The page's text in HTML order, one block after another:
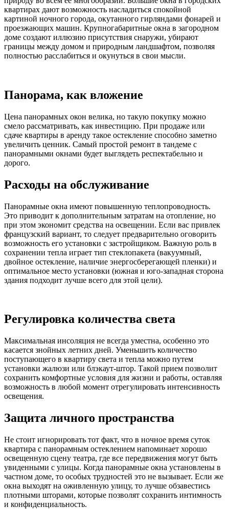
квартирах дают возможность насладиться спокойной
картиной ночного города, окутанного гирляндами фонарей и
проезжающих машин. Крупногабаритные окна в загородном
доме создают иллюзию присутствия снаружи, убирают
границы между домом и природным ландшафтом, позволяя
полностью расслабиться и окунуться в свои мысли.
Панорама, как вложение
Цена панорамных окон велика, но такую покупку можно
смело рассматривать, как инвестицию. При продаже или
сдаче квартиры в аренду такое остекление способно заметно
увеличить ценник. Самый простой ремонт в тандеме с
панорамными окнами будет выглядеть респектабельно и
дорого.
Расходы на обслуживание
Панорамные окна имеют повышенную теплопроводность.
Это приводит к дополнительным затратам на отопление, но
при этом экономит средства на освещении. Если вас привлек
французский вариант, то следует предварительно оговорить
возможность его установки с застройщиком. Важную роль в
сохранении тепла играет тип стеклопакета (вакуумный,
двойное остекление, наличие энергосберегающей пленки) и
оптимальное место установки (южная и юго-западная сторона
здания подходит лучше всего для этой цели).
Регулировка количества света
Максимальная инсоляция не всегда уместна, особенно это
касается знойных летних дней. Уменьшить количество
поступающего в квартиру света и тепла можно путем
установки жалюзи или блэкаут-штор. Такой прием позволит
сохранить комфортные условия для жизни и работы, оставляя
возможность в любой момент отрегулировать интенсивность
освещения.
Защита личного пространства
Не стоит игнорировать тот факт, что в ночное время суток
квартира с панорамным остеклением напоминает хорошо
освещенную сцену театра, где все передвижения могут быть
увиденными с улицы. Когда панорамные окна установлены в
частном доме, то особых трудностей это не вызывает. Если же
окна выходят на оживленную улицу, то лучше обзавестись
плотными шторами, которые позволят сохранить интимность
и конфиденциальность.